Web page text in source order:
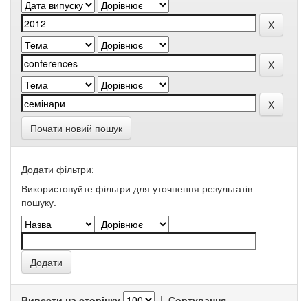
Почати новий пошук
Додати фільтри:
Використовуйте фільтри для уточнення результатів
пошуку.